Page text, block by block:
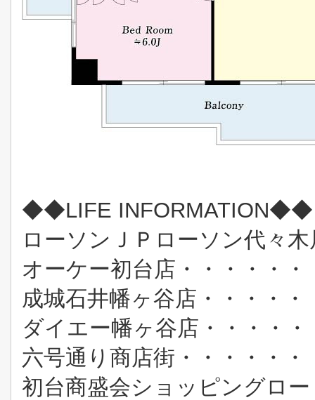
◆◆LIFE INFORMATION◆◆
ローソンＪＰローソン代々
オーケー初台店・・・・・・
成城石井幡ヶ谷店・・・・・
ダイエー幡ヶ谷店・・・・
六号通り商店街・・・・・・
初台商盛会ショッピングロ